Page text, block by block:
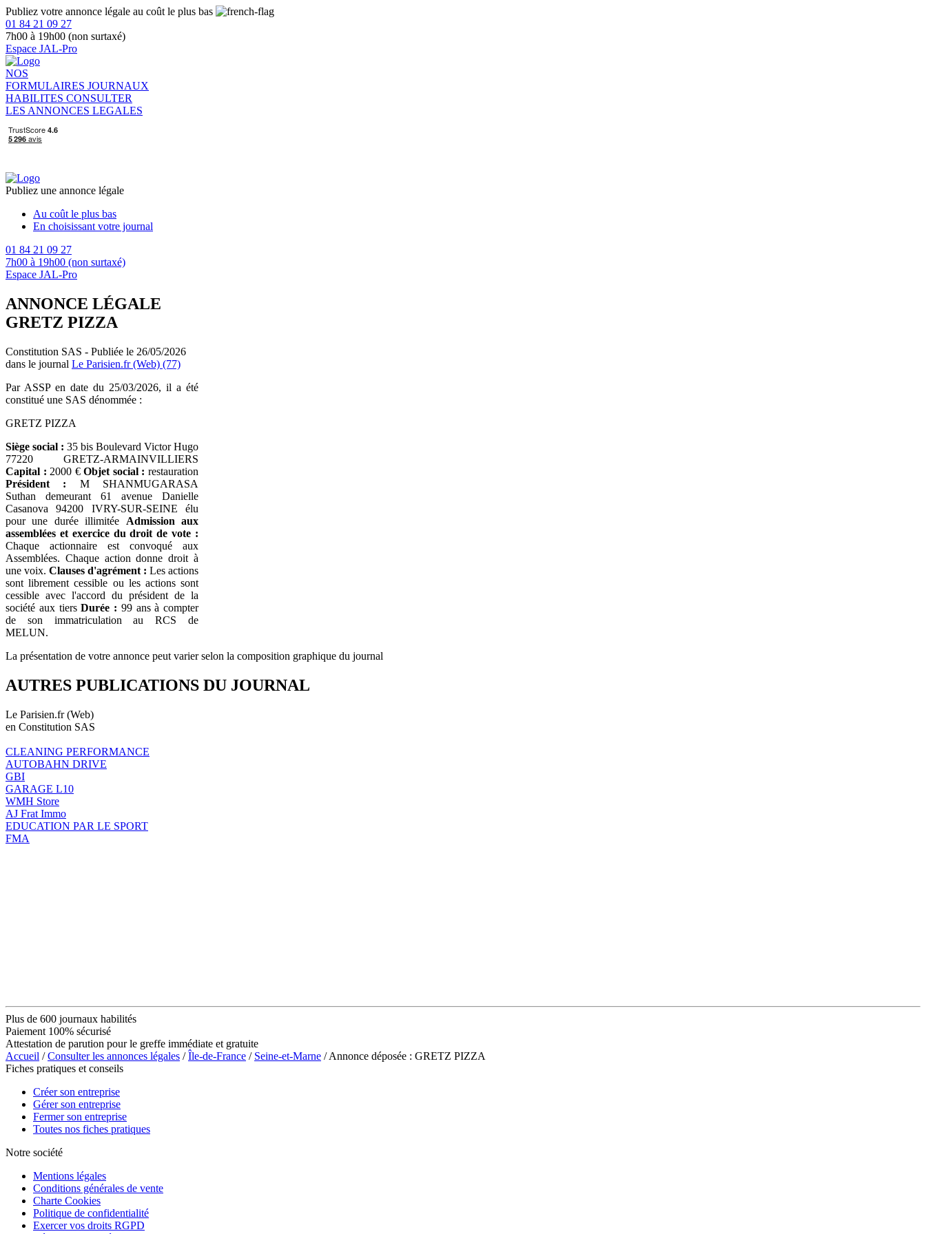
Publiez votre annonce légale au coût le plus bas
01 84 21 09 27
7h00 à 19h00 (non surtaxé)
Espace JAL-Pro
NOS
FORMULAIRES JOURNAUX
HABILITES CONSULTER
LES ANNONCES LEGALES
Publiez une annonce légale
Au coût le plus bas
En choisissant votre journal
01 84 21 09 27
7h00 à 19h00 (non surtaxé)
Espace JAL-Pro
ANNONCE LÉGALE
GRETZ PIZZA
Constitution SAS - Publiée le 26/05/2026
dans le journal Le Parisien.fr (Web) (77)
Par ASSP en date du 25/03/2026, il a été
constitué une SAS dénommée :
GRETZ PIZZA
Siège social : 35 bis Boulevard Victor Hugo
77220 GRETZ-ARMAINVILLIERS
Capital : 2000 €Objet social : restauration
Président : M SHANMUGARASA
Suthan demeurant 61 avenue Danielle
Casanova 94200 IVRY-SUR-SEINE élu
pour une durée illimitée Admission aux
assemblées et exercice du droit de vote :
Chaque actionnaire est convoqué aux
Assemblées. Chaque action donne droit à
une voix. Clauses d'agrément : Les actions
sont librement cessible ou les actions sont
cessible avec l'accord du président de la
société aux tiersDurée : 99 ans à compter
de son immatriculation au RCS de
MELUN.
La présentation de votre annonce peut varier selon la composition graphique du journal
AUTRES PUBLICATIONS DU JOURNAL
Le Parisien.fr (Web)
en Constitution SAS
CLEANING PERFORMANCE
AUTOBAHN DRIVE
GBI
GARAGE L10
WMH Store
AJ Frat Immo
EDUCATION PAR LE SPORT
FMA
Plus de 600 journaux habilités
Paiement 100% sécurisé
Attestation de parution pour le greffe immédiate et gratuite
Accueil /Consulter les annonces légales /Île-de-France / Seine-et-Marne / Annonce déposée : GRETZ PIZZA
Fiches pratiques et conseils
Créer son entreprise
Gérer son entreprise
Fermer son entreprise
Toutes nos fiches pratiques
Notre société
Mentions légales
Conditions générales de vente
Charte Cookies
Politique de confidentialité
Exercer vos droits RGPD